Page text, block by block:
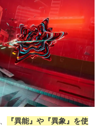
『異能』や『異象』を使